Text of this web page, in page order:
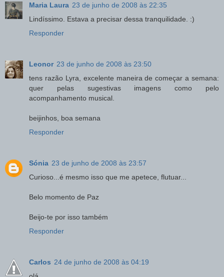
Maria Laura 23 de junho de 2008 às 22:35
Lindíssimo. Estava a precisar dessa tranquilidade. :)
Responder
Leonor 23 de junho de 2008 às 23:50
tens razão Lyra, excelente maneira de começar a semana:
quer pelas sugestivas imagens como pelo
acompanhamento musical.
beijinhos, boa semana
Responder
Sónia 23 de junho de 2008 às 23:57
Curioso...é mesmo isso que me apetece, flutuar...
Belo momento de Paz
Beijo-te por isso também
Responder
Carlos 24 de junho de 2008 às 04:19